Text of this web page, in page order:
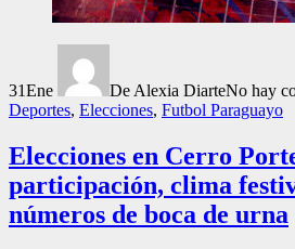
31Ene De Alexia DiarteNo hay
Deportes, Elecciones, Futbol Paraguayo
Elecciones en Cerro
participación, clima
números de boca de urna